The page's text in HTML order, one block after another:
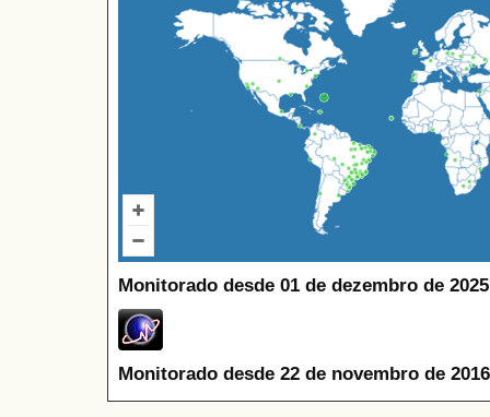
Monitorado desde 01 de dezembro de
Monitorado desde 22 de novembro de